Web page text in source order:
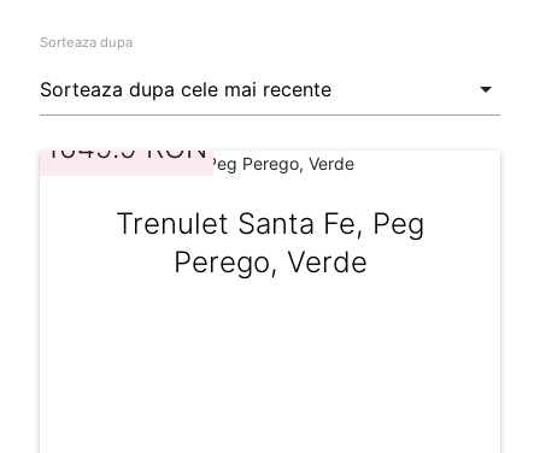
Sorteaza dupa
1649.9 RON
Trenulet Santa Fe, Peg
Perego, Verde